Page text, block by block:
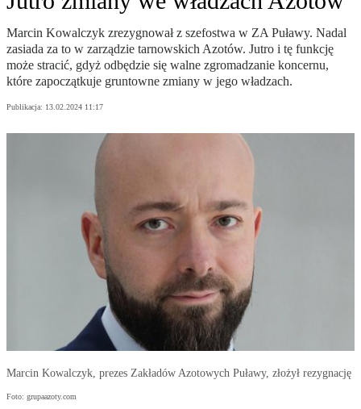
Marcin Kowalczyk zrezygnował z szefostwa w ZA Puławy. Nadal
zasiada za to w zarządzie tarnowskich Azotów. Jutro i tę funkcję
może stracić, gdyż odbędzie się walne zgromadzanie koncernu,
które zapoczątkuje gruntowne zmiany w jego władzach.
Publikacja: 13.02.2024 11:17
Marcin Kowalczyk, prezes Zakładów Azotowych Puławy, złożył rezygnację
Foto: grupaazoty.com